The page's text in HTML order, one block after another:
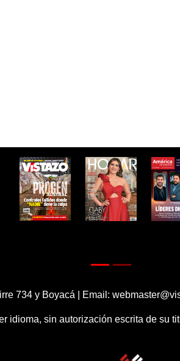
734 y Boyacá | Email:
idioma, sin autorización escrita de su